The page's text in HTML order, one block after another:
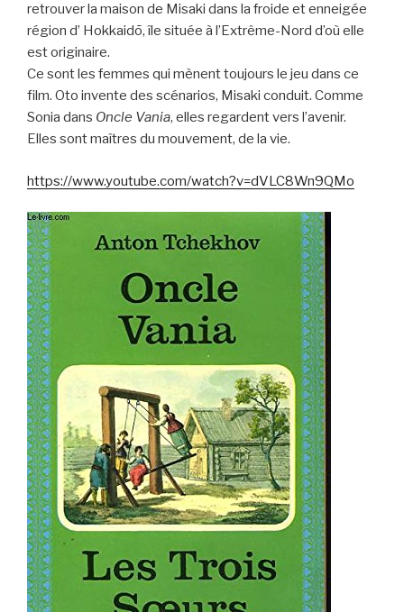
retrouver la maison de Misaki dans la froide et enneigée
région d’ Hokkaidō, île située à l’Extrême-Nord d’où elle
est originaire.
Ce sont les femmes qui mènent toujours le jeu dans ce
film. Oto invente des scénarios, Misaki conduit. Comme
Sonia dans Oncle Vania, elles regardent vers l’avenir.
Elles sont maîtres du mouvement, de la vie.
https://www.youtube.com/watch?v=dVLC8Wn9QMo